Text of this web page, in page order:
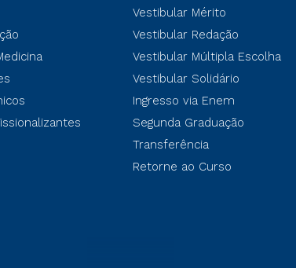
Vestibular Mérito
Vestibular Redação
Vestibular Múltipla Escolha
Vestibular Solidário
Ingresso via Enem
Segunda Graduação
Transferência
Retorne ao Curso